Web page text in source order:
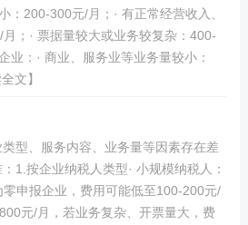
：200-300元/月；· 有正常经营收入、
；· 票据量较大或业务较复杂：400-
业：· 商业、服务业等业务量较小：
文】
型、服务内容、业务量等因素存在差
1.按企业纳税人类型· 小规模纳税人：
申报企业，费用可能低至100-200元/
元/月，若业务复杂、开票量大，费